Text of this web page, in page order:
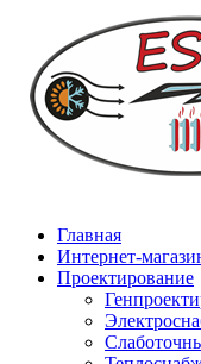
Главная
Интернет-
Проектирование